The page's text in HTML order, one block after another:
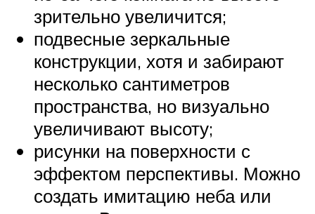
зрительно увеличится;
подвесные зеркальные
конструкции, хотя и забирают
несколько сантиметров
пространства, но визуально
увеличивают высоту;
рисунки на поверхности с
эффектом перспективы. Можно
создать имитацию неба или